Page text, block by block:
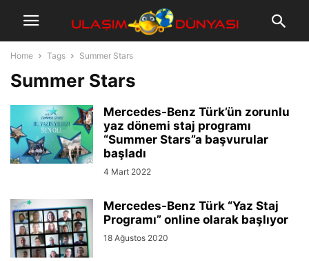
Home Tags Summer Stars
Summer Stars
Mercedes-Benz Türk’ün zorunlu
yaz dönemi staj programı
“Summer Stars”a başvurular
başladı
4 Mart 2022
Mercedes-Benz Türk “Yaz Staj
Programı” online olarak başlıyor
18 Ağustos 2020